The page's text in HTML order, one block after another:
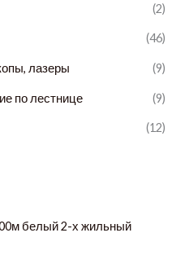
(2)
(46)
лазеры (9)
по лестнице (9)
(12)
белый 2-х жильный